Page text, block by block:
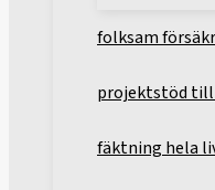
folksam
projektstöd till
fäktning hela